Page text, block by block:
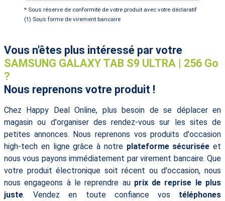
* Sous réserve de conformité de votre produit avec votre déclaratif
(1) Sous forme de virement bancaire
Vous n'êtes plus intéressé par votre
SAMSUNG GALAXY TAB S9 ULTRA | 256 Go
?
Nous reprenons votre produit !
Chez Happy Deal Online, plus besoin de se déplacer en
magasin ou d'organiser des rendez-vous sur les sites de
petites annonces. Nous reprenons vos produits d'occasion
high-tech en ligne grâce à notre plateforme sécurisée et
nous vous payons immédiatement par virement bancaire. Que
votre produit électronique soit récent ou d'occasion, nous
nous engageons à le reprendre au prix de reprise le plus
juste. Vendez en toute confiance vos téléphones